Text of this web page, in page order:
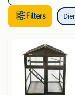
Filters